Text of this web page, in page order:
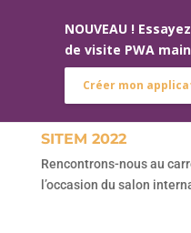
SITEM 2022
Rencontrons-nous au
l’occasion du salon
NOUVEAU !
de visite PWA
Créer mon